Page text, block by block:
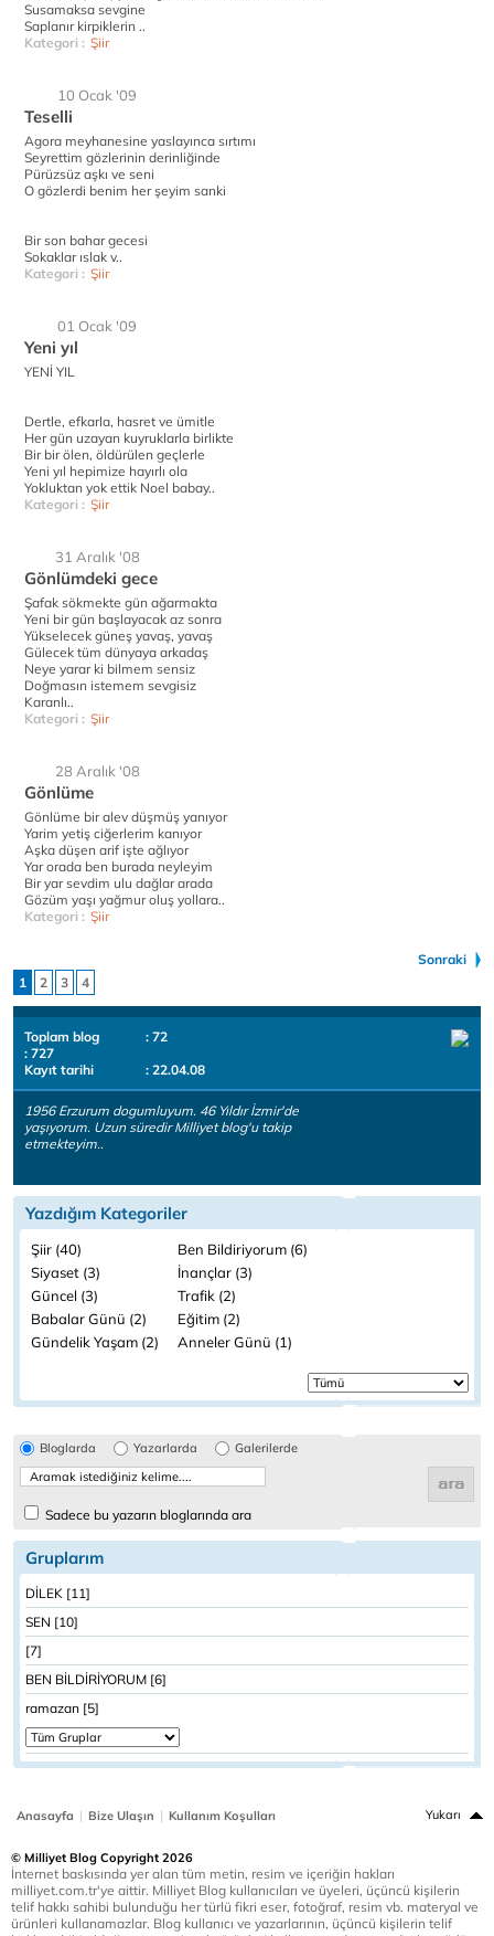
Susamaksa sevgine
Saplanır kirpiklerin ..
Kategori : Şiir
10 Ocak '09
Teselli
Agora meyhanesine yaslayınca sırtımı
Seyrettim gözlerinin derinliğinde
Pürüzsüz aşkı ve seni
O gözlerdi benim her şeyim sanki
Bir son bahar gecesi
Sokaklar ıslak v..
Kategori : Şiir
01 Ocak '09
Yeni yıl
YENİ YIL
Dertle, efkarla, hasret ve ümitle
Her gün uzayan kuyruklarla birlikte
Bir bir ölen, öldürülen geçlerle
Yeni yıl hepimize hayırlı ola
Yokluktan yok ettik Noel babay..
Kategori : Şiir
31 Aralık '08
Gönlümdeki gece
Şafak sökmekte gün ağarmakta
Yeni bir gün başlayacak az sonra
Yükselecek güneş yavaş, yavaş
Gülecek tüm dünyaya arkadaş
Neye yarar ki bilmem sensiz
Doğmasın istemem sevgisiz
Karanlı..
Kategori : Şiir
28 Aralık '08
Gönlüme
Gönlüme bir alev düşmüş yanıyor
Yarim yetiş ciğerlerim kanıyor
Aşka düşen arif işte ağlıyor
Yar orada ben burada neyleyim
Bir yar sevdim ulu dağlar arada
Gözüm yaşı yağmur oluş yollara..
Kategori : Şiir
Sonraki
1
2 3 4
Toplam blog
: 72
: 727
Kayıt tarihi
: 22.04.08
1956 Erzurum dogumluyum. 46 Yıldır İzmir'de
yaşıyorum. Uzun süredir Milliyet blog'u takip
etmekteyim..
Yazdığım Kategoriler
Şiir (40)
Ben Bildiriyorum (6)
Siyaset (3)
İnançlar (3)
Güncel (3)
Trafik (2)
Babalar Günü (2)
Eğitim (2)
Gündelik Yaşam (2)
Anneler Günü (1)
Bloglarda Yazarlarda Galerilerde
Sadece bu yazarın bloglarında ara
Gruplarım
DİLEK [11]
SEN [10]
[7]
BEN BİLDİRİYORUM [6]
ramazan [5]
Anasayfa | Bize Ulaşın | Kullanım Koşulları Yukarı
© Milliyet Blog Copyright 2026
İnternet baskısında yer alan tüm metin, resim ve içeriğin hakları
milliyet.com.tr'ye aittir. Milliyet Blog kullanıcıları ve üyeleri, üçüncü kişilerin
telif hakkı sahibi bulunduğu her türlü fikri eser, fotoğraf, resim vb. materyal ve
ürünleri kullanamazlar. Blog kullanıcı ve yazarlarının, üçüncü kişilerin telif